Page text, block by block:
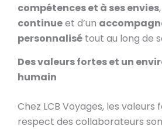
compétences et à ses envies
continueet d’un
personnalisé tout au long de
Des valeurs fortes et un
humain
Chez LCB Voyages, les valeurs
respect des collaborateurs